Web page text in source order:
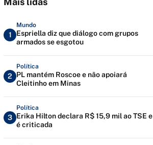
1
Mundo
Espriella diz que diálogo com grupos
armados se esgotou
2
Política
PL mantém Roscoe e não apoiará
Cleitinho em Minas
3
Política
Erika Hilton declara R$ 15,9 mil ao TSE e
é criticada